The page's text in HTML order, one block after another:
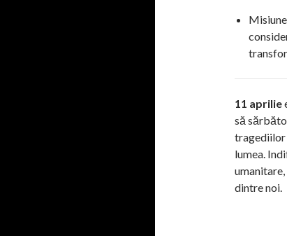
11 aprilie
să
tragediilor
lumea.
dintre noi.